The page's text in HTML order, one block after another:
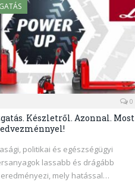
0
Készletről. Azonnal. Most
politikai és egészségügyi
lassabb és drágább
mely hatással…